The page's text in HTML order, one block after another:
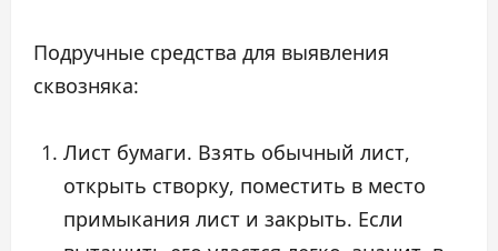
Подручные средства для выявления
сквозняка:
Лист бумаги. Взять обычный лист,
открыть створку, поместить в место
примыкания лист и закрыть. Если